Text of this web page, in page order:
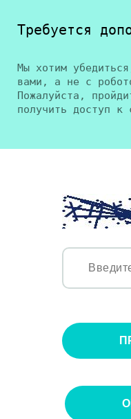
Требуется
Мы хотим
вами, а не с
Пожалуйста,
получить доступ к